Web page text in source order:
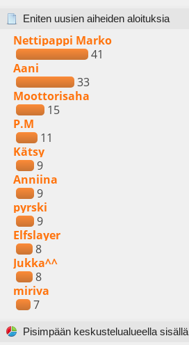
Eniten uusien aiheiden aloituksia
Nettipappi Marko
41
Aani
33
Moottorisaha
15
P.M
11
Kätsy
9
Anniina
9
pyrski
9
Elfslayer
8
Jukka^^
8
miriva
7
Pisimpään keskustelualueella sisällä